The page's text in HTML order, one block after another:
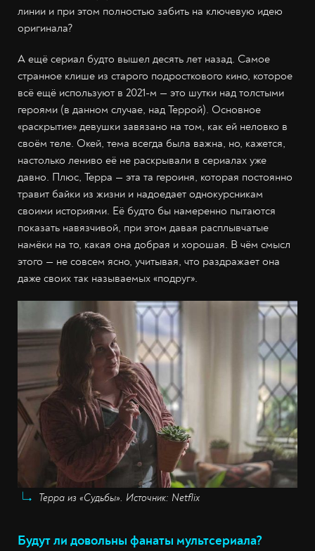
линии и при этом полностью забить на ключевую идею
оригинала?
А ещё сериал будто вышел десять лет назад. Самое
странное клише из старого подросткового кино, которое
всё ещё используют в 2021-м — это шутки над толстыми
героями (в данном случае, над Террой). Основное
«раскрытие» девушки завязано на том, как ей неловко в
своём теле. Окей, тема всегда была важна, но, кажется,
настолько лениво её не раскрывали в сериалах уже
давно. Плюс, Терра — эта та героиня, которая постоянно
травит байки из жизни и надоедает однокурсникам
своими историями. Её будто бы намеренно пытаются
показать навязчивой, при этом давая расплывчатые
намёки на то, какая она добрая и хорошая. В чём смысл
этого — не совсем ясно, учитывая, что раздражает она
даже своих так называемых «подруг».
Терра из «Судьбы». Источник: Netflix
Будут ли довольны фанаты мультсериала?